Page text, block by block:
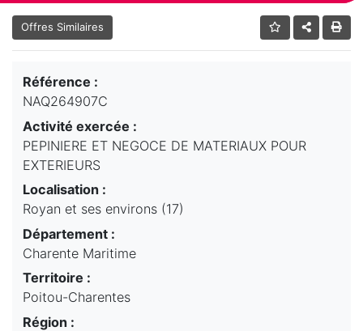
Offres Similaires
Référence :
NAQ264907C
Activité exercée :
PEPINIERE ET NEGOCE DE MATERIAUX POUR
EXTERIEURS
Localisation :
Royan et ses environs (17)
Département :
Charente Maritime
Territoire :
Poitou-Charentes
Région :